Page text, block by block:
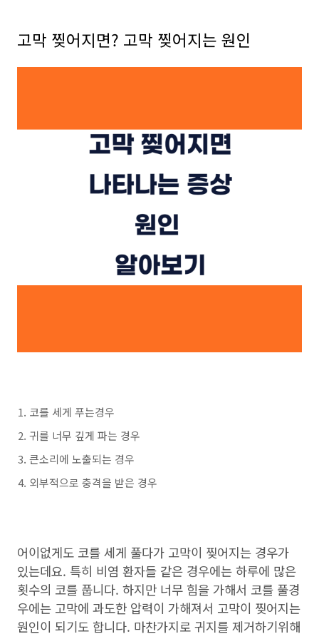
고막 찢어지면? 고막 찢어지는 원인
코를 세게 푸는경우
귀를 너무 깊게 파는 경우
큰소리에 노출되는 경우
외부적으로 충격을 받은 경우
어이없게도 코를 세게 풀다가 고막이 찢어지는 경우가
있는데요. 특히 비염 환자들 같은 경우에는 하루에 많은
횟수의 코를 풉니다. 하지만 너무 힘을 가해서 코를 풀경
우에는 고막에 과도한 압력이 가해져서 고막이 찢어지는
원인이 되기도 합니다. 마찬가지로 귀지를 제거하기위해